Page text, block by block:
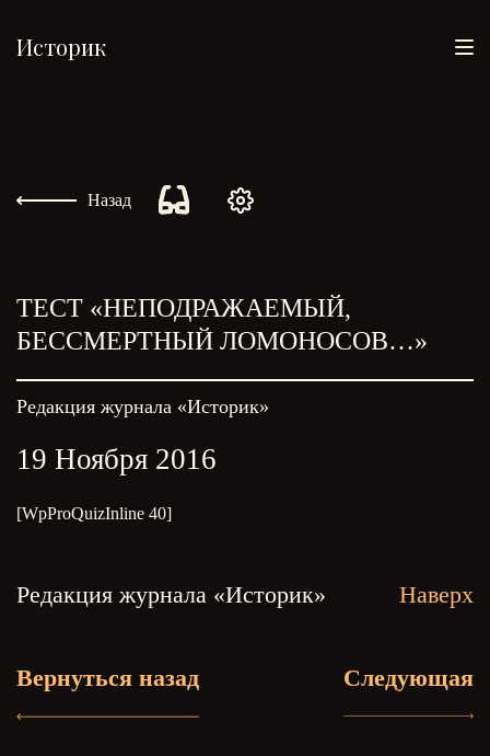
Историк
Назад
ТЕСТ «НЕПОДРАЖАЕМЫЙ,
БЕССМЕРТНЫЙ ЛОМОНОСОВ…»
19 Ноября 2016
Редакция журнала «Историк»
[WpProQuizInline 40]
Редакция журнала «Историк» Наверх
Вернуться назад Следующая